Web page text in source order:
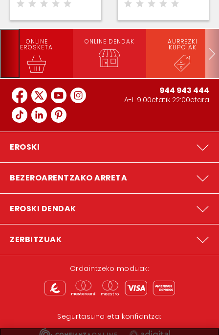
ONLINE
EROSKETA
ONLINE DENDAK AURREZKI
KUPOIAK
944 943 444
A-L 9:00etatik 22:00etara
EROSKI
BEZEROARENTZAKO ARRETA
EROSKI DENDAK
ZERBITZUAK
Ordaintzeko moduak:
Segurtasuna eta konfiantza: